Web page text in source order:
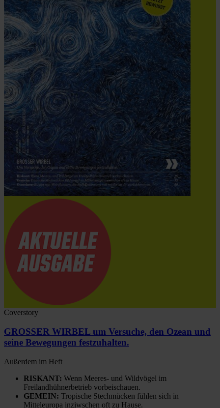
Coverstory
GROSSER WIRBEL um Versuche, den Ozean und
seine Bewegungen festzuhalten.
Außerdem im Heft
RISKANT: Wenn Meeres- und Wildvögel im
Freilandhühnerbetrieb vorbeischauen.
GEMEIN: Tropische Stechmücken fühlen sich in
Mitteleuropa inziwschen oft zu Hause.